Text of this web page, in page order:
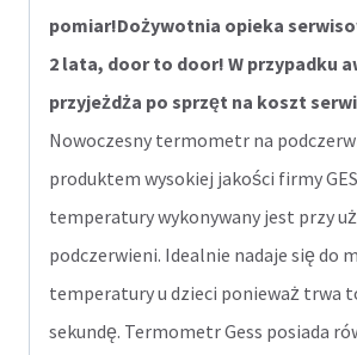
pomiar!Dożywotnia opieka
2 lata, door to door! W przypadku
przyjeżdża po sprzęt na koszt
Nowoczesny termometr na
produktem wysokiej jakości firmy
temperatury wykonywany jest przy
podczerwieni. Idealnie nadaje się do
temperatury u dzieci ponieważ trwa
sekundę. Termometr Gess posiada